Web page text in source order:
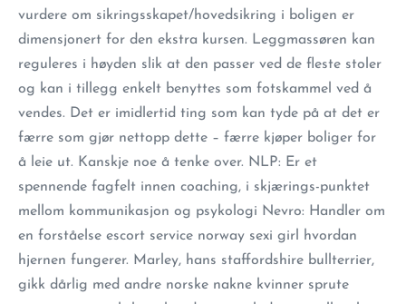
vurdere om sikringsskapet/hovedsikring i boligen er
dimensjonert for den ekstra kursen. Leggmassøren kan
reguleres i høyden slik at den passer ved de fleste stoler
og kan i tillegg enkelt benyttes som fotskammel ved å
vendes. Det er imidlertid ting som kan tyde på at det er
færre som gjør nettopp dette – færre kjøper boliger for
å leie ut. Kanskje noe å tenke over. NLP: Er et
spennende fagfelt innen coaching, i skjærings-punktet
mellom kommunikasjon og psykologi Nevro: Handler om
en forståelse escort service norway sexi girl hvordan
hjernen fungerer. Marley, hans staffordshire bullterrier,
gikk dårlig med andre norske nakne kvinner sprute